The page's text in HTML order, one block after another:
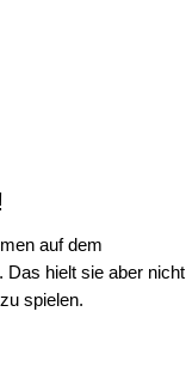
auf dem
Das hielt sie aber nicht
spielen.